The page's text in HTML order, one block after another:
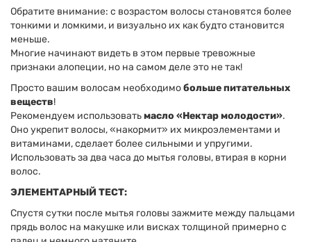
Обратите внимание: с возрастом волосы становятся более
тонкими и ломкими, и визуально их как будто становится
меньше.
Многие начинают видеть в этом первые тревожные
признаки алопеции, но на самом деле это не так!
Просто вашим волосам необходимобольше питательных
веществ!
Рекомендуем использоватьмасло «Нектар молодости».
Оно укрепит волосы, «накормит» их микроэлементами и
витаминами, сделает более сильными и упругими.
Использовать за два часа до мытья головы, втирая в корни
волос.
ЭЛЕМЕНТАРНЫЙ ТЕСТ:
Спустя сутки после мытья головы зажмите между пальцами
прядь волос на макушке или висках толщиной примерно с